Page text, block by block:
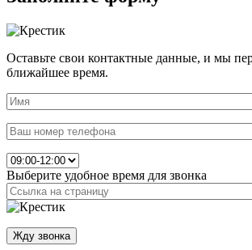
Оставьте свои контактные данные, и мы
ближайшее время.
Выберите удобное время для звонка